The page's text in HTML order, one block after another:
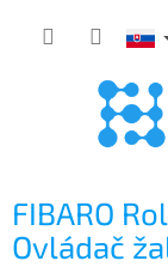
FIBARO
Ovládač